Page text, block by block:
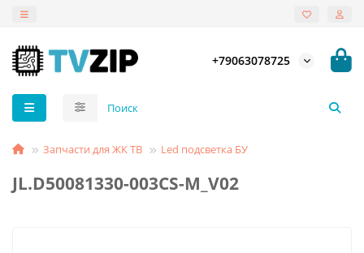
+79063078725
Запчасти для ЖК ТВ Led подсветка БУ
JL.D50081330-003CS-M_V02